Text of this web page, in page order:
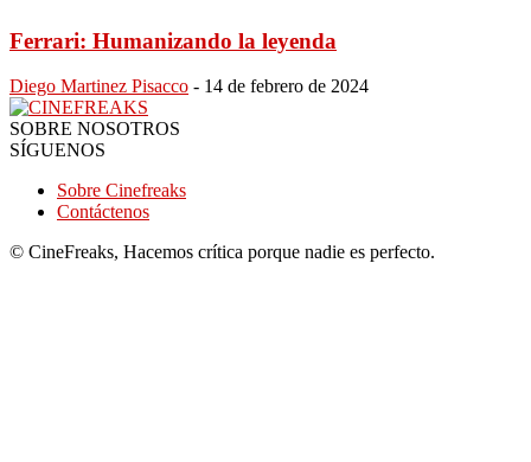
Ferrari: Humanizando la leyenda
Diego Martinez Pisacco - 14 de febrero de 2024
SOBRE NOSOTROS
SÍGUENOS
Sobre Cinefreaks
Contáctenos
© CineFreaks, Hacemos crítica porque nadie es perfecto.